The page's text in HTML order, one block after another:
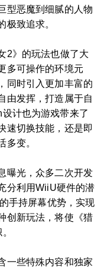
型恶魔到细腻的人物
极致追求。
2》的玩法也做了大
多可操作的环境元
同时引入更加丰富的
由发挥，打造属于自
计也为游戏带来了
速切换技能，还是即
多变。
曝光，众多二次开发
分利用WiiU硬件的潜
手持屏幕优势，实现
创新玩法，将使《猎
一些特殊内容和独家